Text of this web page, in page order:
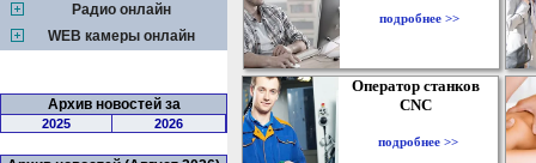
Радио онлайн
WEB камеры онлайн
Архив новостей за
2025 2026
подробнее >>
Оператор станков
CNC
подробнее >>